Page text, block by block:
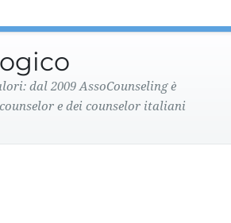
dal 2009 AssoCounseling è
e dei counselor italiani